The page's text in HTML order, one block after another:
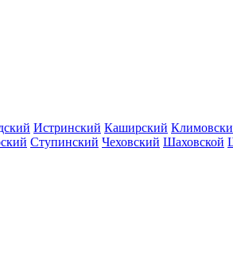
Истринский Каширский
Ступинский Чеховский Шаховской